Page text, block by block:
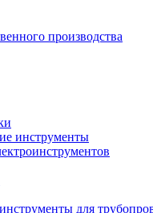
производства
инструменты
для